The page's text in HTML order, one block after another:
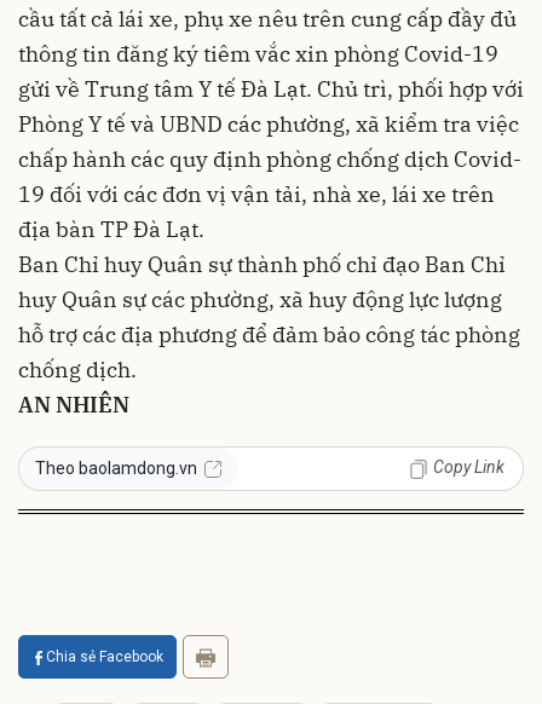
cầu tất cả lái xe, phụ xe nêu trên cung cấp đầy đủ
thông tin đăng ký tiêm vắc xin phòng Covid-19
gửi về Trung tâm Y tế Đà Lạt. Chủ trì, phối hợp với
Phòng Y tế và UBND các phường, xã kiểm tra việc
chấp hành các quy định phòng chống dịch Covid-
19 đối với các đơn vị vận tải, nhà xe, lái xe trên
địa bàn TP Đà Lạt.
Ban Chỉ huy Quân sự thành phố chỉ đạo Ban Chỉ
huy Quân sự các phường, xã huy động lực lượng
hỗ trợ các địa phương để đảm bảo công tác phòng
chống dịch.
AN NHIÊN
Theo baolamdong.vn Copy Link
Chia sẻ Facebook